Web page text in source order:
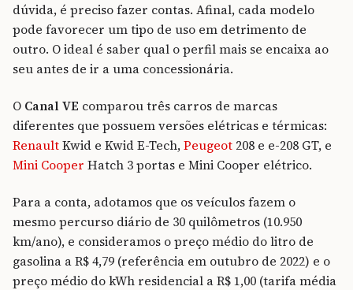
dúvida, é preciso fazer contas. Afinal, cada modelo
pode favorecer um tipo de uso em detrimento de
outro. O ideal é saber qual o perfil mais se encaixa ao
seu antes de ir a uma concessionária.
O Canal VE comparou três carros de marcas
diferentes que possuem versões elétricas e térmicas:
RenaultKwid e Kwid E-Tech,Peugeot 208 e e-208 GT, e
Mini Cooper Hatch 3 portas e Mini Cooper elétrico.
Para a conta, adotamos que os veículos fazem o
mesmo percurso diário de 30 quilômetros (10.950
km/ano), e consideramos o preço médio do litro de
gasolina a R$ 4,79 (referência em outubro de 2022) e o
preço médio do kWh residencial a R$ 1,00 (tarifa média